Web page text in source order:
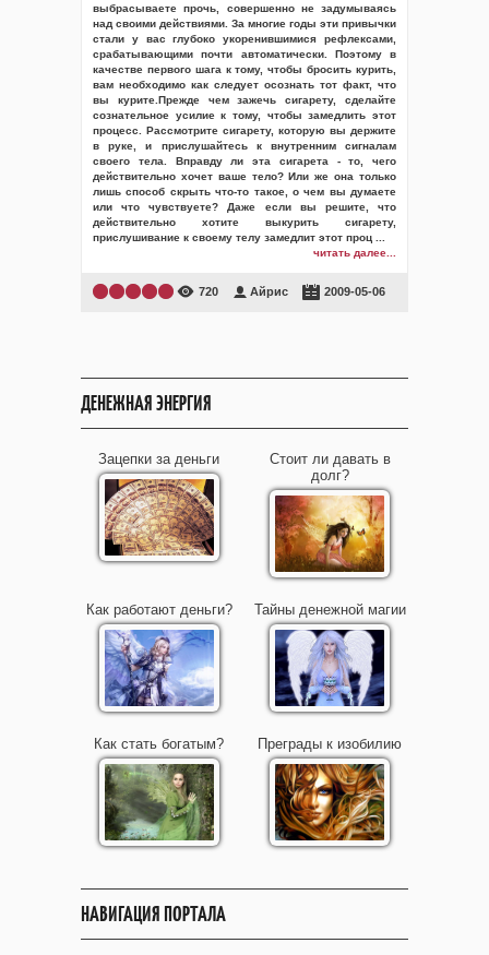
выбрасываете прочь, совершенно не задумываясь
над своими действиями. За многие годы эти привычки
стали у вас глубоко укоренившимися рефлексами,
срабатывающими почти автоматически. Поэтому в
качестве первого шага к тому, чтобы бросить курить,
вам необходимо как следует осознать тот факт, что
вы курите.Прежде чем зажечь сигарету, сделайте
сознательное усилие к тому, чтобы замедлить этот
процесс. Рассмотрите сигарету, которую вы держите
в руке, и прислушайтесь к внутренним сигналам
своего тела. Вправду ли эта сигарета - то, чего
действительно хочет ваше тело? Или же она только
лишь способ скрыть что-то такое, о чем вы думаете
или что чувствуете? Даже если вы решите, что
действительно хотите выкурить сигарету,
прислушивание к своему телу замедлит этот проц
читать далее...
720 Айрис 2009-05-06
ДЕНЕЖНАЯ ЭНЕРГИЯ
Зацепки за деньги
Стоит ли давать в
долг?
Как работают деньги? Тайны денежной магии
Как стать богатым? Преграды к изобилию
НАВИГАЦИЯ ПОРТАЛА